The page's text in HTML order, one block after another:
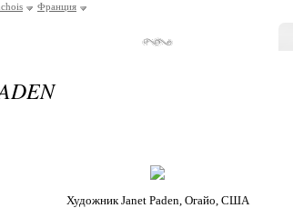
Франция
Художник Janet Paden, Огайо, США